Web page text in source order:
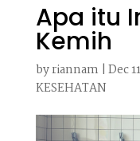
Apa itu
Kemih
byriannam | Dec
KESEHATAN